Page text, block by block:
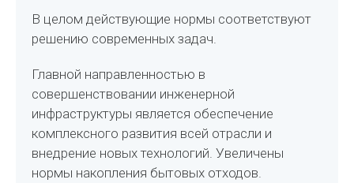
В целом действующие нормы соответствуют
решению современных задач.
Главной направленностью в
совершенствовании инженерной
инфраструктуры является обеспечение
комплексного развития всей отрасли и
внедрение новых технологий. Увеличены
нормы накопления бытовых отходов.